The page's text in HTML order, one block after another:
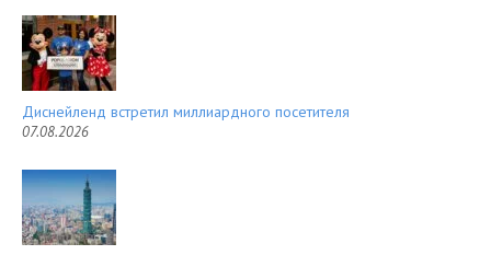
t
Диснейленд встретил миллиардного посетителя
07.08.2026